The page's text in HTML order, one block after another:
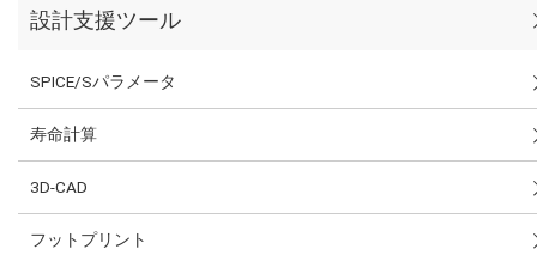
設計支援ツール
SPICE/Sパラメータ
寿命計算
3D-CAD
フットプリント